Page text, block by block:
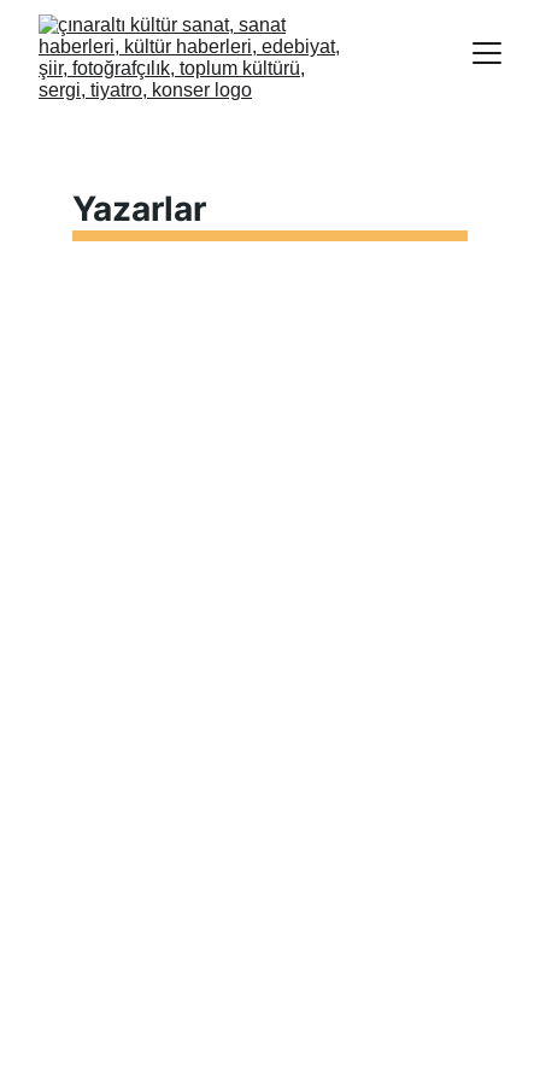
Yazarlar